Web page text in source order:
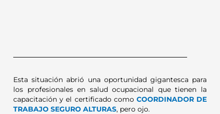
Esta situación abrió una oportunidad gigantesca para
los profesionales en salud ocupacional que tienen la
capacitación y el certificado comoCOORDINADOR DE
TRABAJO SEGURO ALTURAS, pero ojo.